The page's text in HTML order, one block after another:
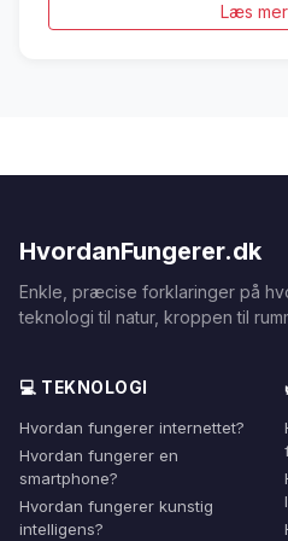
Læs
HvordanFungerer.dk
Enkle, præcise forklaringer på
teknologi til natur, kroppen til
💻 TEKNOLOGI
Hvordan fungerer internettet?
Hvordan fungerer en
smartphone?
Hvordan fungerer kunstig
intelligens?